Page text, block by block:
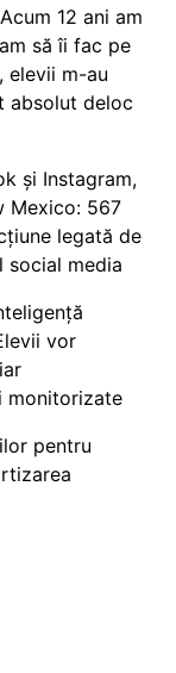
12 ani am
să îi fac pe
elevii m-au
absolut deloc
și Instagram,
Mexico: 567
legată de
social media
vor
monitorizate
pentru